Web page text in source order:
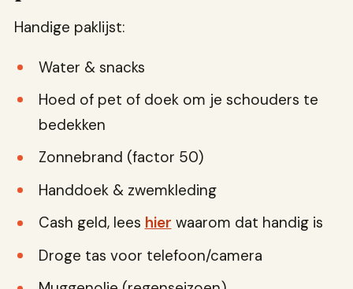
Handige paklijst:
Water & snacks
Hoed of pet of doek om je schouders te
bedekken
Zonnebrand (factor 50)
Handdoek & zwemkleding
Cash geld, lees hier waarom dat handig is
Droge tas voor telefoon/camera